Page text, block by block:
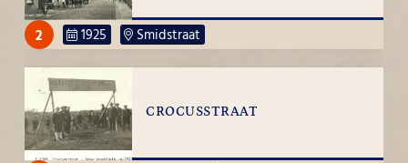
2 1925 Smidstraat
CROCUSSTRAAT